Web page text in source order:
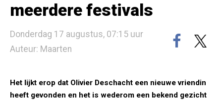
meerdere festivals
Donderdag 17 augustus, 07:15 uur
Auteur: Maarten
Het lijkt erop dat Olivier Deschacht een nieuwe vriendin
heeft gevonden en het is wederom een bekend gezicht